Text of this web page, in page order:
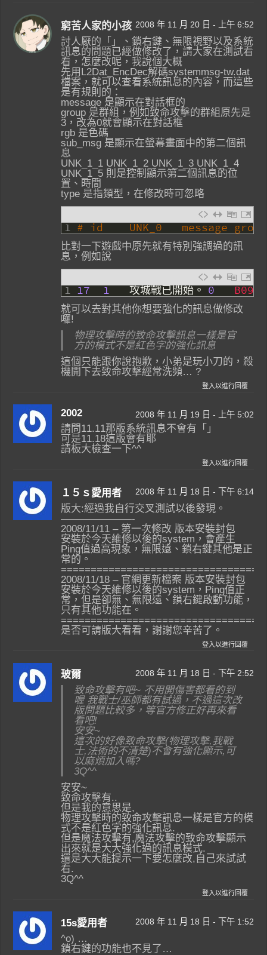
窮苦人家的小孩 2008 年 11 月 20 日 - 上午 6:52
討人厭的「」、鎖右鍵、無限視野以及系統
訊息的問題已經做修改了，請大家在測試看
看，怎麼改呢，我說個大概
先用L2Dat_EncDec解碼systemmsg-tw.dat
檔案，就可以查看系統訊息的內容，而這些
是有規則的：
message 是顯示在對話框的
group 是群組，例如致命攻擊的群組原先是
3，改為0就會顯示在對話框
rgb 是色碼
sub_msg 是顯示在螢幕畫面中的第二個訊
息
UNK_1_1 UNK_1_2 UNK_1_3 UNK_1_4
UNK_1_5 則是控制顯示第二個訊息的位
置、時間
type 是指類型，在修改時可忽略
1
比對一下遊戲中原先就有特別強調過的訊
息，例如說
1 17 1 攻城戰已開始。 0
就可以去對其他你想要強化的訊息做修改
囉!
物理攻擊時的致命攻擊訊息一樣是官
方的模式不是紅色字的強化訊息
這個只能跟你說抱歉，小弟是玩小刀的，殺
機開下去致命攻擊經常洗頻… ?
登入以進行回覆
2002 2008 年 11 月 19 日 - 上午 5:02
請問11.11那版系統訊息不會有「」
可是11.18這版會有耶
請板大檢查一下^^
登入以進行回覆
１５ｓ愛用者 2008 年 11 月 18 日 - 下午 6:14
版大:經過我自行交叉測試以後發現。
———————-
2008/11/11 – 第一次修改 版本安裝封包
安裝於今天維修以後的system，會產生
Ping值過高現象，無限遠、鎖右鍵其他是正
常的。
2008/11/18 – 官網更新檔案 版本安裝封包
安裝於今天維修以後的system，Ping值正
常，但是卻無、無限遠、鎖右鍵啟動功能，
只有其他功能在。
是否可請版大看看，謝謝您辛苦了。
登入以進行回覆
玻爾 2008 年 11 月 18 日 - 下午 2:52
致命攻擊有吧~ 不用開傷害都看的到
喔 我戰士/巫師都有試過，不過這次改
版問題比較多，等官方修正好再來看
看吧!
安安~
這次的好像致命攻擊(物理攻擊,我戰
士,法術的不清楚)不會有強化顯示,可
以麻煩加入嗎?
3Q^^
安安~
致命攻擊有..
但是我的意思是,
物理攻擊時的致命攻擊訊息一樣是官方的模
式不是紅色字的強化訊息.
但是魔法攻擊有,魔法攻擊的致命攻擊顯示
出來就是大大強化過的訊息模式.
還是大大能提示一下要怎麼改,自己來試試
看.
3Q^^
登入以進行回覆
15s愛用者 2008 年 11 月 18 日 - 下午 1:52
^o) …
鎖右鍵的功能也不見了…